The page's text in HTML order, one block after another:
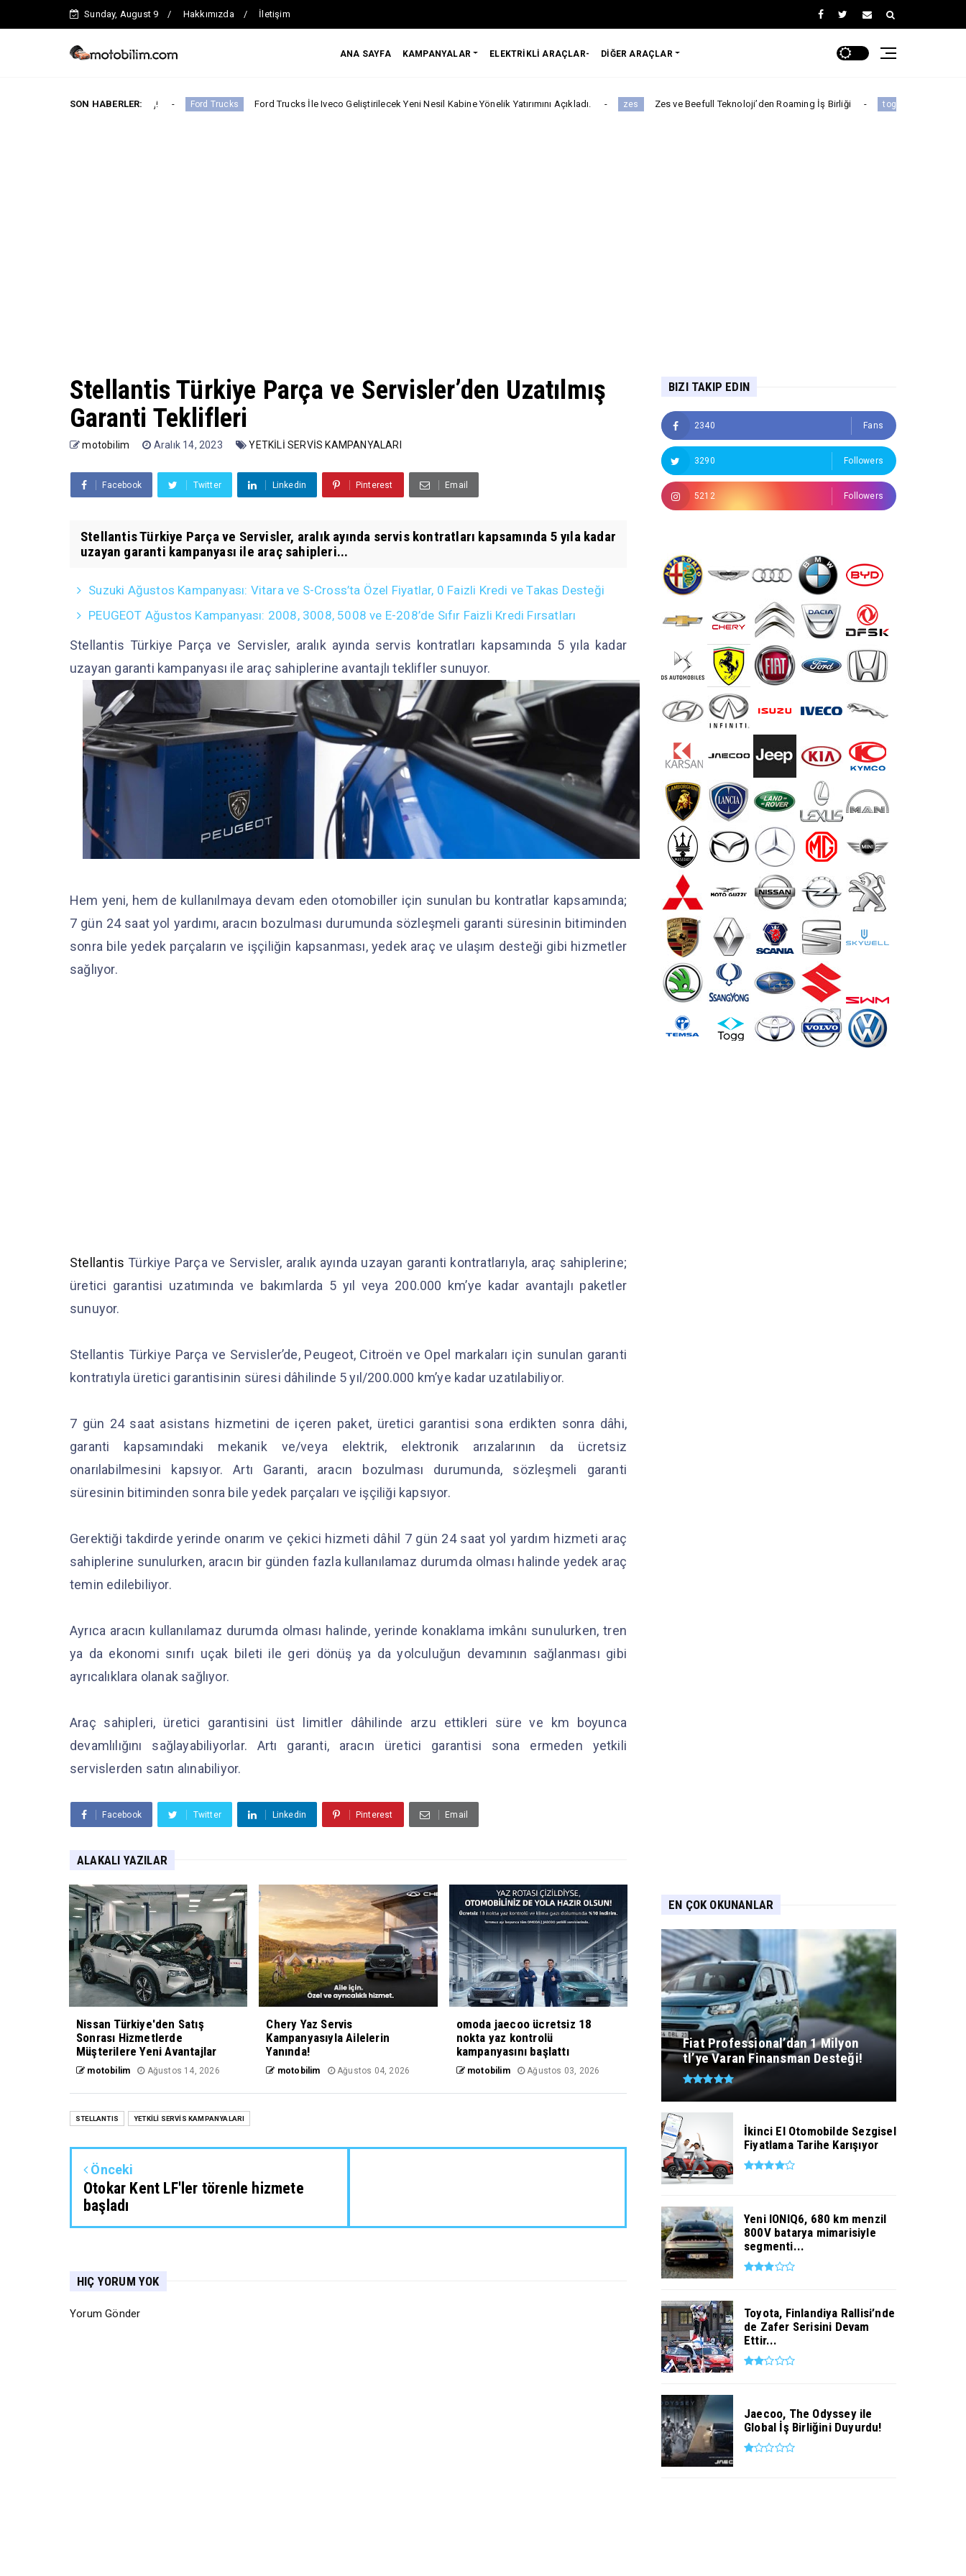
Sunday, August 9 Hakkımızda İletişim
ANA SAYFA KAMPANYALAR ELEKTRİKLİ ARAÇLAR- DİĞER ARAÇLAR
SON HABERLER:
Uygun Avantaj! Ford Trucks Ford Trucks İle Iveco Geliştirilecek Yeni Nesil Kabine Yönelik Yatırımını Açıkladı. zes Zes ve Beefull Teknoloji’den Roaming İş Birliği togg Togg Yıl sonuna kadar
Stellantis Türkiye Parça ve Servisler’den Uzatılmış
Garanti Teklifleri
motobilim Aralık 14, 2023 YETKİLİ SERVİS KAMPANYALARI
Facebook Twitter Linkedin Pinterest Email
Stellantis Türkiye Parça ve Servisler, aralık ayında servis kontratları kapsamında 5 yıla kadar
uzayan garanti kampanyası ile araç sahipleri...
Suzuki Ağustos Kampanyası: Vitara ve S-Cross’ta Özel Fiyatlar, 0 Faizli Kredi ve Takas Desteği
PEUGEOT Ağustos Kampanyası: 2008, 3008, 5008 ve E-208’de Sıfır Faizli Kredi Fırsatları
Stellantis Türkiye Parça ve Servisler, aralık ayında servis kontratları kapsamında 5 yıla kadar
uzayan garanti kampanyası ile araç sahiplerine avantajlı teklifler sunuyor.
Hem yeni, hem de kullanılmaya devam eden otomobiller için sunulan bu kontratlar kapsamında;
7 gün 24 saat yol yardımı, aracın bozulması durumunda sözleşmeli garanti süresinin bitiminden
sonra bile yedek parçaların ve işçiliğin kapsanması, yedek araç ve ulaşım desteği gibi hizmetler
sağlıyor.
Stellantis Türkiye Parça ve Servisler, aralık ayında uzayan garanti kontratlarıyla, araç sahiplerine;
üretici garantisi uzatımında ve bakımlarda 5 yıl veya 200.000 km’ye kadar avantajlı paketler
sunuyor.
Stellantis Türkiye Parça ve Servisler’de, Peugeot, Citroën ve Opel markaları için sunulan garanti
kontratıyla üretici garantisinin süresi dâhilinde 5 yıl/200.000 km’ye kadar uzatılabiliyor.
7 gün 24 saat asistans hizmetini de içeren paket, üretici garantisi sona erdikten sonra dâhi,
garanti kapsamındaki mekanik ve/veya elektrik, elektronik arızalarının da ücretsiz
onarılabilmesini kapsıyor. Artı Garanti, aracın bozulması durumunda, sözleşmeli garanti
süresinin bitiminden sonra bile yedek parçaları ve işçiliği kapsıyor.
Gerektiği takdirde yerinde onarım ve çekici hizmeti dâhil 7 gün 24 saat yol yardım hizmeti araç
sahiplerine sunulurken, aracın bir günden fazla kullanılamaz durumda olması halinde yedek araç
temin edilebiliyor.
Ayrıca aracın kullanılamaz durumda olması halinde, yerinde konaklama imkânı sunulurken, tren
ya da ekonomi sınıfı uçak bileti ile geri dönüş ya da yolculuğun devamının sağlanması gibi
ayrıcalıklara olanak sağlıyor.
Araç sahipleri, üretici garantisini üst limitler dâhilinde arzu ettikleri süre ve km boyunca
devamlılığını sağlayabiliyorlar. Artı garanti, aracın üretici garantisi sona ermeden yetkili
servislerden satın alınabiliyor.
Facebook Twitter Linkedin Pinterest Email
ALAKALI YAZILAR
Nissan Türkiye'den Satış
Sonrası Hizmetlerde
Müşterilere Yeni Avantajlar
motobilim Ağustos 14, 2026
Chery Yaz Servis
Kampanyasıyla Ailelerin
Yanında!
motobilim Ağustos 04, 2026
omoda jaecoo ücretsiz 18
nokta yaz kontrolü
kampanyasını başlattı
motobilim Ağustos 03, 2026
STELLANTIS YETKİLİ SERVİS KAMPANYALARI
Önceki
Otokar Kent LF'ler törenle hizmete
başladı
HIÇ YORUM YOK
Yorum Gönder
BIZI TAKIP EDIN
2340 Fans
3290 Followers
5212 Followers
EN ÇOK OKUNANLAR
Fiat Professional’dan 1 Milyon
tl’ye Varan Finansman Desteği!
İkinci El Otomobilde Sezgisel
Fiyatlama Tarihe Karışıyor
Yeni IONIQ6, 680 km menzil
800V batarya mimarisiyle
segmenti...
Toyota, Finlandiya Rallisi’nde
de Zafer Serisini Devam
Ettir...
Jaecoo, The Odyssey ile
Global İş Birliğini Duyurdu!